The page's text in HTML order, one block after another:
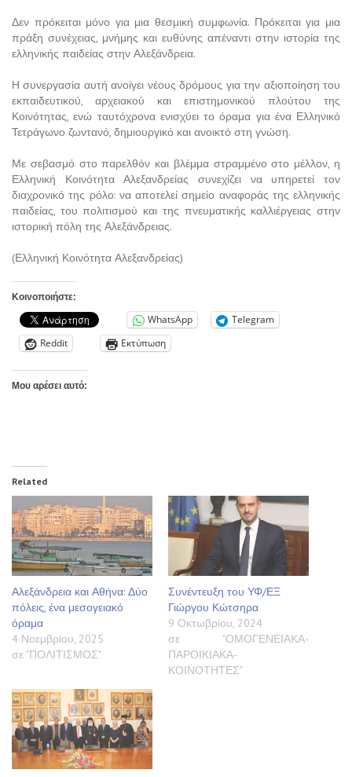
Δεν πρόκειται μόνο για μια θεσμική συμφωνία. Πρόκειται για μια
πράξη συνέχειας, μνήμης και ευθύνης απέναντι στην ιστορία της
ελληνικής παιδείας στην Αλεξάνδρεια.
Η συνεργασία αυτή ανοίγει νέους δρόμους για την αξιοποίηση του
εκπαιδευτικού, αρχειακού και επιστημονικού πλούτου της
Κοινότητας, ενώ ταυτόχρονα ενισχύει το όραμα για ένα Ελληνικό
Τετράγωνο ζωντανό, δημιουργικό και ανοικτό στη γνώση.
Με σεβασμό στο παρελθόν και βλέμμα στραμμένο στο μέλλον, η
Ελληνική Κοινότητα Αλεξανδρείας συνεχίζει να υπηρετεί τον
διαχρονικό της ρόλο: να αποτελεί σημείο αναφοράς της ελληνικής
παιδείας, του πολιτισμού και της πνευματικής καλλιέργειας στην
ιστορική πόλη της Αλεξάνδρειας.
(Ελληνική Κοινότητα Αλεξανδρείας)
Κοινοποιήστε:
WhatsApp
Telegram
Reddit
Εκτύπωση
Μου αρέσει αυτό:
Related
Αλεξάνδρεια και Αθήνα: Δύο
πόλεις, ένα μεσογειακό
όραμα
4 Νοεμβρίου, 2025
σε "ΠΟΛΙΤΙΣΜΟΣ"
Συνέντευξη του ΥΦ/ΕΞ
Γιώργου Κώτσηρα
9 Οκτωβρίου, 2024
σε "ΟΜΟΓΕΝΕΙΑΚΑ-
ΠΑΡΟΙΚΙΑΚΑ-
ΚΟΙΝΟΤΗΤΕΣ"